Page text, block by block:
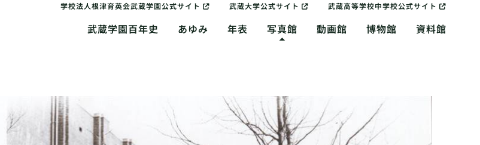
学校法人根津育英会武蔵学園公式サイト 武蔵大学公式サイト 武蔵高等学校中学校公式サイト
武蔵学園百年史 あゆみ 年表 写真館 動画館 博物館 資料館